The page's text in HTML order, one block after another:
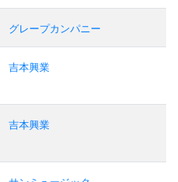
グレープカンパニー
吉本興業
吉本興業